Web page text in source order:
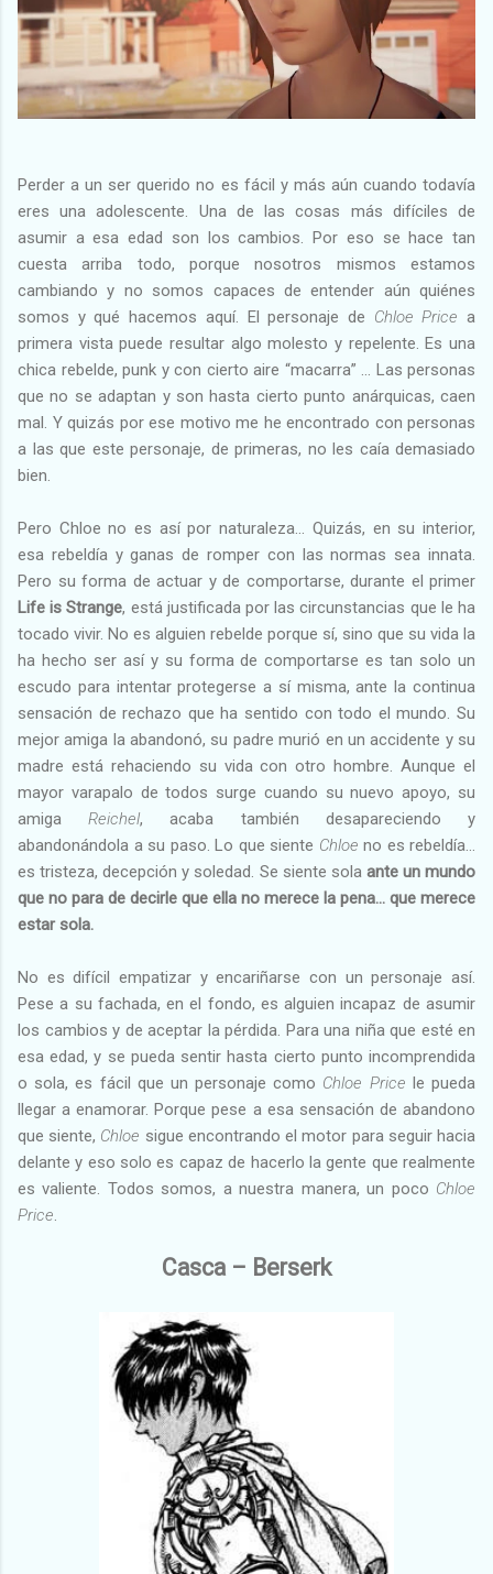
Perder a un ser querido no es fácil y más aún cuando todavía
eres una adolescente. Una de las cosas más difíciles de
asumir a esa edad son los cambios. Por eso se hace tan
cuesta arriba todo, porque nosotros mismos estamos
cambiando y no somos capaces de entender aún quiénes
somos y qué hacemos aquí. El personaje de Chloe Price a
primera vista puede resultar algo molesto y repelente. Es una
chica rebelde, punk y con cierto aire “macarra” … Las personas
que no se adaptan y son hasta cierto punto anárquicas, caen
mal. Y quizás por ese motivo me he encontrado con personas
a las que este personaje, de primeras, no les caía demasiado
bien.
Pero Chloe no es así por naturaleza… Quizás, en su interior,
esa rebeldía y ganas de romper con las normas sea innata.
Pero su forma de actuar y de comportarse, durante el primer
Life is Strange, está justificada por las circunstancias que le ha
tocado vivir. No es alguien rebelde porque sí, sino que su vida la
ha hecho ser así y su forma de comportarse es tan solo un
escudo para intentar protegerse a sí misma, ante la continua
sensación de rechazo que ha sentido con todo el mundo. Su
mejor amiga la abandonó, su padre murió en un accidente y su
madre está rehaciendo su vida con otro hombre. Aunque el
mayor varapalo de todos surge cuando su nuevo apoyo, su
amigaReichel, acaba también desapareciendo y
abandonándola a su paso. Lo que siente Chloe no es rebeldía…
es tristeza, decepción y soledad. Se siente sola ante un mundo
que no para de decirle que ella no merece la pena… que merece
estar sola.
No es difícil empatizar y encariñarse con un personaje así.
Pese a su fachada, en el fondo, es alguien incapaz de asumir
los cambios y de aceptar la pérdida. Para una niña que esté en
esa edad, y se pueda sentir hasta cierto punto incomprendida
o sola, es fácil que un personaje como Chloe Price le pueda
llegar a enamorar. Porque pese a esa sensación de abandono
que siente, Chloe sigue encontrando el motor para seguir hacia
delante y eso solo es capaz de hacerlo la gente que realmente
es valiente. Todos somos, a nuestra manera, un poco Chloe
Price.
Casca – Berserk